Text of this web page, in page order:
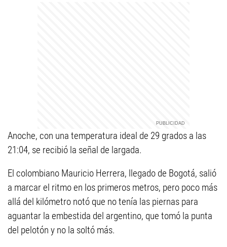
Anoche, con una temperatura ideal de 29 grados a las
21:04, se recibió la señal de largada.
El colombiano Mauricio Herrera, llegado de Bogotá, salió
a marcar el ritmo en los primeros metros, pero poco más
allá del kilómetro notó que no tenía las piernas para
aguantar la embestida del argentino, que tomó la punta
del pelotón y no la soltó más.